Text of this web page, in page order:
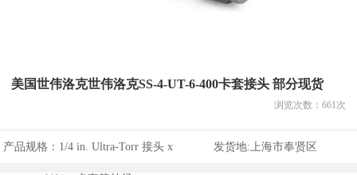
美国世伟洛克世伟洛克SS-4-UT-6-400卡套接头 部分现货
浏览次数： 661次
产品规格： 1/4 in. Ultra-Torr 接头 x 发货地: 上海市奉贤区